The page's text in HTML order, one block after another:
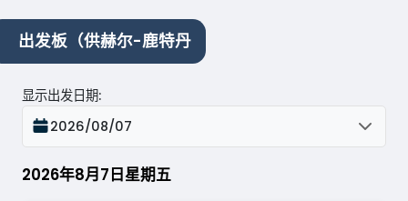
出发板（供赫尔-鹿特丹
2026年8月7日星期五
显示出发日期:
2026/08/07